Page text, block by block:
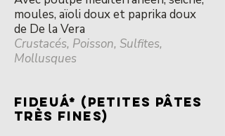
moules, aïoli doux et paprika doux
de De la Vera
Crustacés, Poisson, Sulfites,
Mollusques
FIDEUÁ* (PETITES Pâtes
TRÈS FINES)